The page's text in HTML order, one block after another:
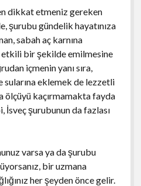
dikkat etmeniz gereken
şurubu gündelik hayatınıza
sabah aç karnına
bir şekilde emilmesine
içmenin yanı sıra,
sularına eklemek de lezzetli
kaçırmamakta fayda
İsveç şurubunun da fazlası
varsa ya da şurubu
bir uzmana
her şeyden önce gelir.